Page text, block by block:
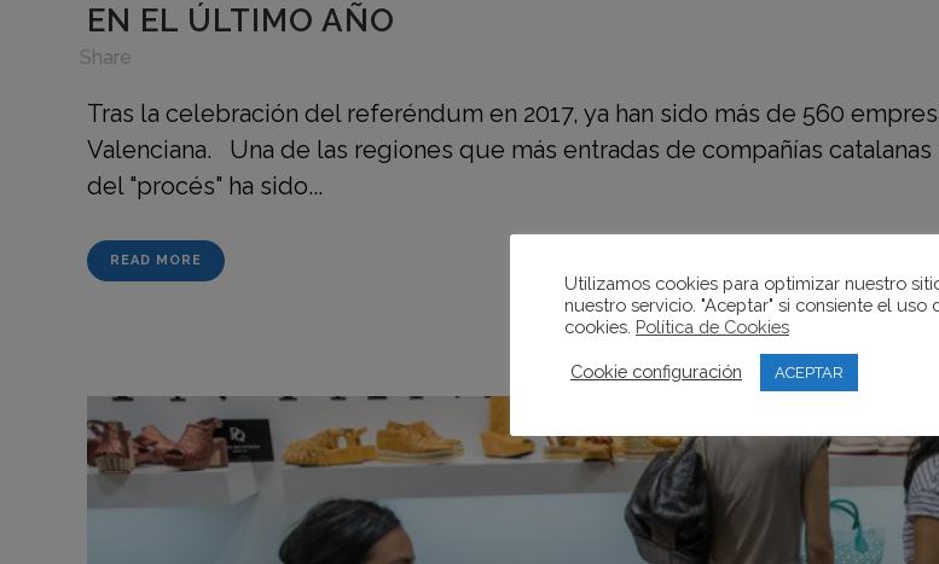
EN EL ÚLTIMO AÑO
Share
Tras la celebración del referéndum en 2017, ya han sido más de 560
Valenciana. Una de las regiones que más entradas de compañías
del "procés" ha sido...
READ MORE
Utilizamos cookies para optimizar nuestro
nuestro servicio. "Aceptar" si consiente el uso
cookies. Política de Cookies
Cookie configuración ACEPTAR